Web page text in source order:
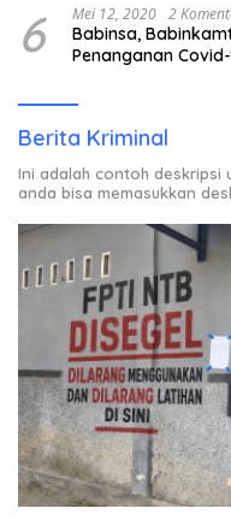
6 Mei 12, 2020 2
Babinsa,
Penanganan
Berita Kriminal
Ini adalah contoh deskripsi
anda bisa memasukkan